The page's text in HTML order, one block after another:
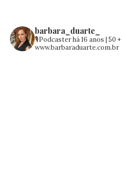
barbara_duarte_
🎙️Podcaster há 16 anos | 50 +
www.barbaraduarte.com.br